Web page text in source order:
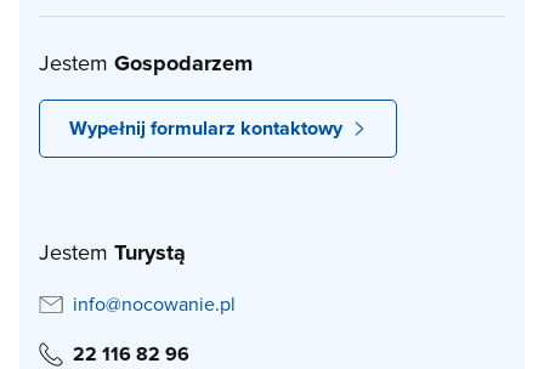
Jestem Gospodarzem
Wypełnij formularz kontaktowy
Jestem Turystą
info@nocowanie.pl
22 116 82 96